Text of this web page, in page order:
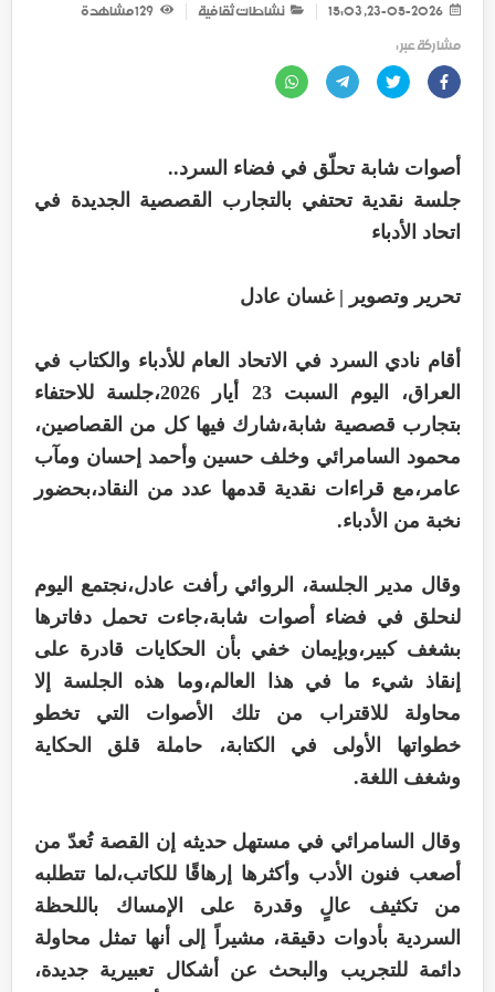
نشاطات ثقافية 129
مشاهدة
مشاركة عبر :
أصوات شابة تحلّق في فضاء السرد..
جلسة نقدية تحتفي بالتجارب القصصية الجديدة في
اتحاد الأدباء
تحرير وتصوير | غسان عادل
أقام نادي السرد في الاتحاد العام للأدباء والكتاب في
العراق، اليوم السبت 23 أيار 2026،جلسة للاحتفاء
بتجارب قصصية شابة،شارك فيها كل من القصاصين،
محمود السامرائي وخلف حسين وأحمد إحسان ومآب
عامر،مع قراءات نقدية قدمها عدد من النقاد،بحضور
نخبة من الأدباء.
وقال مدير الجلسة، الروائي رأفت عادل،نجتمع اليوم
لنحلق في فضاء أصوات شابة،جاءت تحمل دفاترها
بشغف كبير،وبإيمان خفي بأن الحكايات قادرة على
إنقاذ شيء ما في هذا العالم،وما هذه الجلسة إلا
محاولة للاقتراب من تلك الأصوات التي تخطو
خطواتها الأولى في الكتابة، حاملة قلق الحكاية
وشغف اللغة.
وقال السامرائي في مستهل حديثه إن القصة تُعدّ من
أصعب فنون الأدب وأكثرها إرهاقًا للكاتب،لما تتطلبه
من تكثيف عالٍ وقدرة على الإمساك باللحظة
السردية بأدوات دقيقة، مشيراً إلى أنها تمثل محاولة
دائمة للتجريب والبحث عن أشكال تعبيرية جديدة،